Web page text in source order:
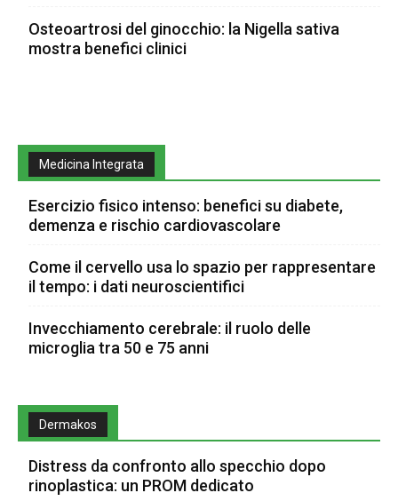
Osteoartrosi del ginocchio: la Nigella sativa
mostra benefici clinici
Medicina Integrata
Esercizio fisico intenso: benefici su diabete,
demenza e rischio cardiovascolare
Come il cervello usa lo spazio per rappresentare
il tempo: i dati neuroscientifici
Invecchiamento cerebrale: il ruolo delle
microglia tra 50 e 75 anni
Dermakos
Distress da confronto allo specchio dopo
rinoplastica: un PROM dedicato